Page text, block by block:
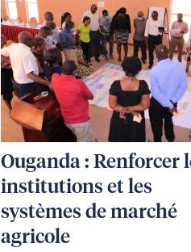
Ouganda : Renforcer
institutions et les
systèmes de marché
agricole